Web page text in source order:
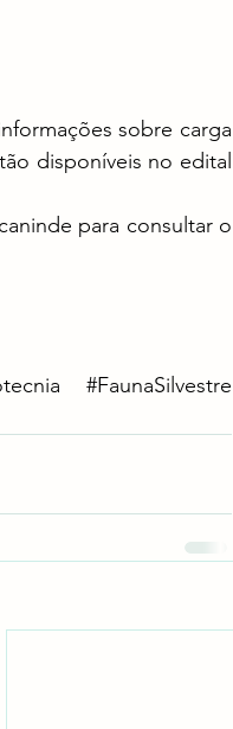
sobre carga
disponíveis no edital
para consultar o
#FaunaSilvestre